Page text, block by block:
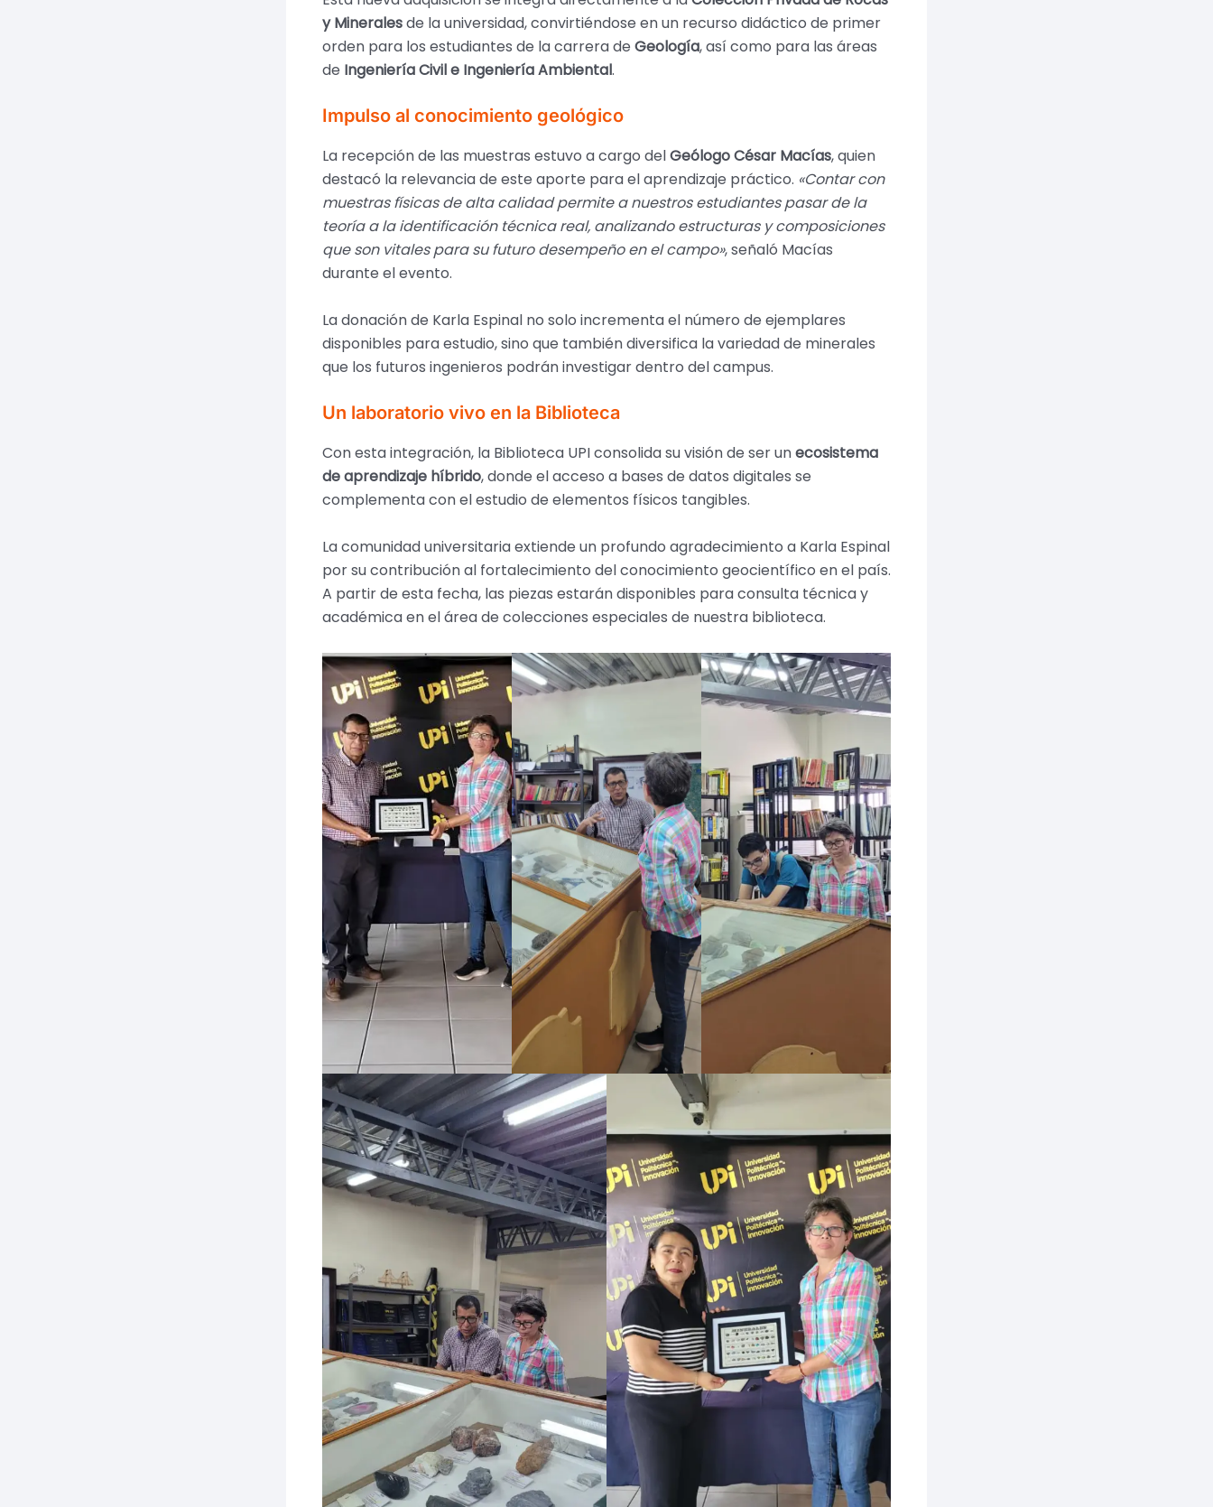
y Mineralesde la universidad, convirtiéndose en un recurso didáctico de primer
orden para los estudiantes de la carrera de Geología, así como para las áreas
de Ingeniería Civil e Ingeniería Ambiental.
Impulso al conocimiento geológico
La recepción de las muestras estuvo a cargo delGeólogo César Macías, quien
destacó la relevancia de este aporte para el aprendizaje práctico. «Contar con
muestras físicas de alta calidad permite a nuestros estudiantes pasar de la
teoría a la identificación técnica real, analizando estructuras y composiciones
que son vitales para su futuro desempeño en el campo», señaló Macías
durante el evento.
La donación de Karla Espinal no solo incrementa el número de ejemplares
disponibles para estudio, sino que también diversifica la variedad de minerales
que los futuros ingenieros podrán investigar dentro del campus.
Un laboratorio vivo en la Biblioteca
Con esta integración, la Biblioteca UPI consolida su visión de ser unecosistema
de aprendizaje híbrido, donde el acceso a bases de datos digitales se
complementa con el estudio de elementos físicos tangibles.
La comunidad universitaria extiende un profundo agradecimiento a Karla Espinal
por su contribución al fortalecimiento del conocimiento geocientífico en el país.
A partir de esta fecha, las piezas estarán disponibles para consulta técnica y
académica en el área de colecciones especiales de nuestra biblioteca.